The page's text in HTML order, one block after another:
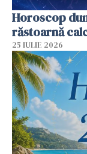
Horoscop
răstoarnă
25 IULIE 2026